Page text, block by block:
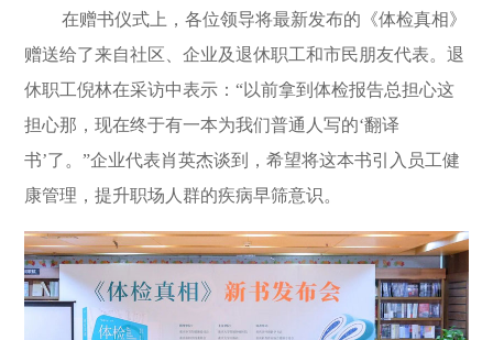
在赠书仪式上，各位领导将最新发布的《体检真相》
赠送给了来自社区、企业及退休职工和市民朋友代表。退
休职工倪林在采访中表示：“以前拿到体检报告总担心这
担心那，现在终于有一本为我们普通人写的‘翻译
书’了。”企业代表肖英杰谈到，希望将这本书引入员工健
康管理，提升职场人群的疾病早筛意识。